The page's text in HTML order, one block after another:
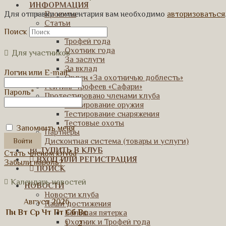
ИНФОРМАЦИЯ
Проекты
Статьи
Награды клуба
Трофей года
Охотник года
За заслуги
За вклад
Орден «За охотничью доблесть»
Рейтинг трофеев «Сафари»
Протестировано членами клуба
Тестирование оружия
Тестирование снаряжения
Тестовые охоты
Партнеры
Дисконтная система (товары и услуги)
ВСТУПИТЬ В КЛУБ
ВХОД ИЛИ РЕГИСТРАЦИЯ
ПОИСК
НОВОСТИ
Новости клуба
Наши достижения
Большая пятерка
Охотник и Трофей года
Для отправки комментария вам необходимо авторизоваться.
Поиск
Для участников
Логин или E-mail*
Пароль*
Запомнить меня
Стать членом клуба
Забыли пароль?
Календарь новостей
Август 2026
Пн Вт Ср Чт Пт Сб Вс
1
2